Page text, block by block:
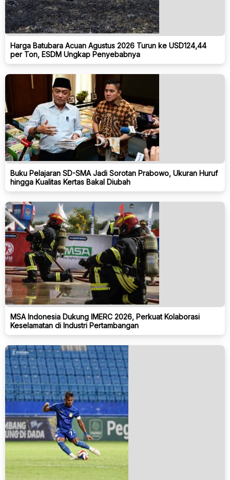
Harga Batubara Acuan Agustus 2026 Turun ke USD124,44
per Ton, ESDM Ungkap Penyebabnya
Buku Pelajaran SD-SMA Jadi Sorotan Prabowo, Ukuran Huruf
hingga Kualitas Kertas Bakal Diubah
MSA Indonesia Dukung IMERC 2026, Perkuat Kolaborasi
Keselamatan di Industri Pertambangan